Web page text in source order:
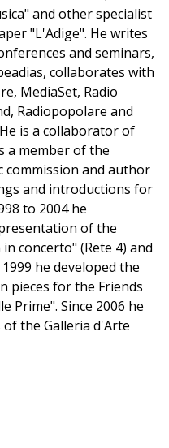
and other specialist
"L'Adige". He writes
and seminars,
collaborates with
MediaSet, Radio
Radiopopolare and
is a collaborator of
a member of the
commission and author
and introductions for
to 2004 he
of the
concerto" (Rete 4) and
he developed the
pieces for the Friends
Prime". Since 2006 he
the Galleria d'Arte